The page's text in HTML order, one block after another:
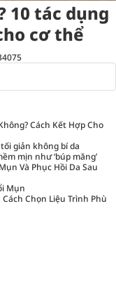
10 tác dụng
cơ thể
Cách Kết Hợp Cho
giản không bí da
mịn như ‘búp măng’
Và Phục Hồi Da Sau
Mụn
Chọn Liệu Trình Phù